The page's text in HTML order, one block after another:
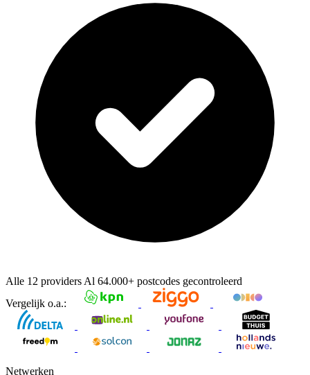
Alle 12 providers Al 64.000+ postcodes gecontroleerd
Vergelijk o.a.:
Netwerken